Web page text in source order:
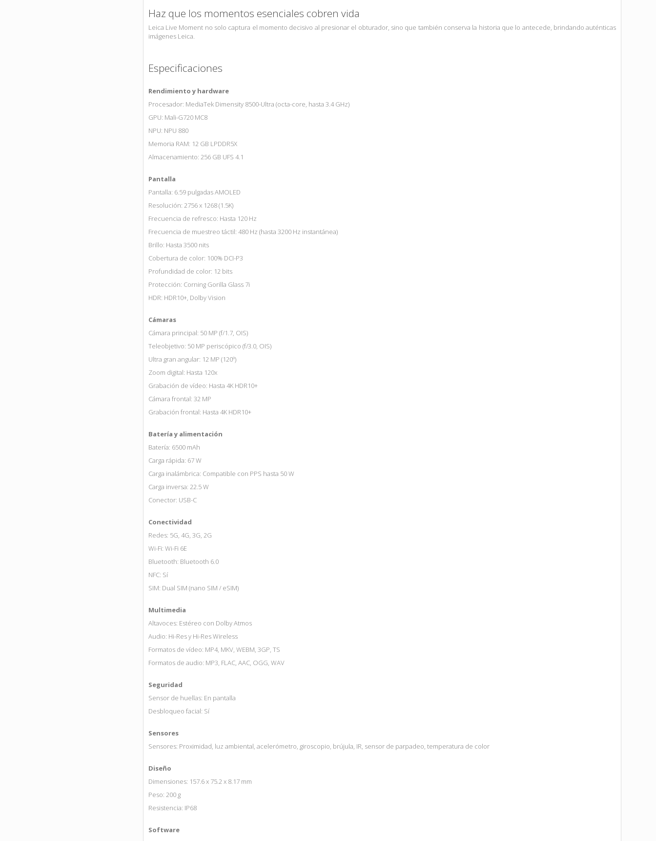
Haz que los momentos esenciales cobren vida
Leica Live Moment no solo captura el momento decisivo al presionar el obturador, sino que también conserva la historia que lo antecede, brindando auténticas
imágenes Leica.
Especificaciones
Rendimiento y hardware
Procesador: MediaTek Dimensity 8500-Ultra (octa-core, hasta 3.4 GHz)
GPU: Mali-G720 MC8
NPU: NPU 880
Memoria RAM: 12 GB LPDDR5X
Almacenamiento: 256 GB UFS 4.1
Pantalla
Pantalla: 6.59 pulgadas AMOLED
Resolución: 2756 x 1268 (1.5K)
Frecuencia de refresco: Hasta 120 Hz
Frecuencia de muestreo táctil: 480 Hz (hasta 3200 Hz instantánea)
Brillo: Hasta 3500 nits
Cobertura de color: 100% DCI-P3
Profundidad de color: 12 bits
Protección: Corning Gorilla Glass 7i
HDR: HDR10+, Dolby Vision
Cámaras
Cámara principal: 50 MP (f/1.7, OIS)
Teleobjetivo: 50 MP periscópico (f/3.0, OIS)
Ultra gran angular: 12 MP (120º)
Zoom digital: Hasta 120x
Grabación de vídeo: Hasta 4K HDR10+
Cámara frontal: 32 MP
Grabación frontal: Hasta 4K HDR10+
Batería y alimentación
Batería: 6500 mAh
Carga rápida: 67 W
Carga inalámbrica: Compatible con PPS hasta 50 W
Carga inversa: 22.5 W
Conector: USB-C
Conectividad
Redes: 5G, 4G, 3G, 2G
Wi-Fi: Wi-Fi 6E
Bluetooth: Bluetooth 6.0
NFC: Sí
SIM: Dual SIM (nano SIM / eSIM)
Multimedia
Altavoces: Estéreo con Dolby Atmos
Audio: Hi-Res y Hi-Res Wireless
Formatos de vídeo: MP4, MKV, WEBM, 3GP, TS
Formatos de audio: MP3, FLAC, AAC, OGG, WAV
Seguridad
Sensor de huellas: En pantalla
Desbloqueo facial: Sí
Sensores
Sensores: Proximidad, luz ambiental, acelerómetro, giroscopio, brújula, IR, sensor de parpadeo, temperatura de color
Diseño
Dimensiones: 157.6 x 75.2 x 8.17 mm
Peso: 200 g
Resistencia: IP68
Software